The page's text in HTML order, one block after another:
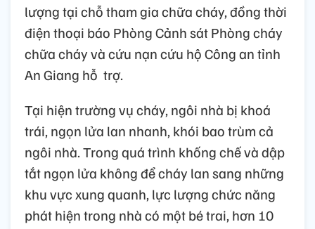
lượng tại chỗ tham gia chữa cháy, đồng thời
điện thoại báo Phòng Cảnh sát Phòng cháy
chữa cháy và cứu nạn cứu hộ Công an tỉnh
An Giang hỗ trợ.
Tại hiện trường vụ cháy, ngôi nhà bị khoá
trái, ngọn lửa lan nhanh, khói bao trùm cả
ngôi nhà. Trong quá trình khống chế và dập
tắt ngọn lửa không để cháy lan sang những
khu vực xung quanh, lực lượng chức năng
phát hiện trong nhà có một bé trai, hơn 10